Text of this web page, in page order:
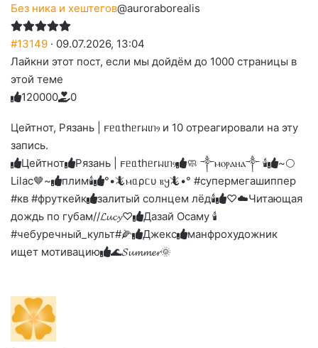
Без ника и хештегов@auroraborealis
#13149 · 09.07.2026, 13:04
Лайкни этот пост, если мы дойдём до 1000 страницы в
этой теме
Голосуйте
вверх.
12
Нажмите
реакцию:
улыбаюсь
0
Нажмите
реакцию:
смеюсь
до
слез
0
Нажмите
реакцию:
печаль
0
Нажмите
реакцию:
плачу
0
Нажмите
благодарю
0
Цейтнот, Рязань | 𐔥ᥱᥲthᥱrᥕιᥒⳋ и 10 отреагировали на эту
запись.
Цейтнот
Рязань | 𐔥ᥱᥲthᥱrᥕιᥒⳋ 🧼 ༒ⲙⲟⲣⲁⲏⲁ༒ 🕯️
~🌕
Lilac🤎~
плим🕯️
°•🦎ⲙᥲρᥴυ ⲃ𐔤🦎•° #супермегашиппер
#кв #фруткейк
залитый солнцем лёд🕯
♡☁️Читающая
дождь по губам//𝓛𝓾𝓬𝔂♡
Дазай Осаму 🕯
#чебуречный_культ#🌽
Джекс
манфрохудожник
ищет мотивацию
🌊𝓢𝓾𝓶𝓶𝓮𝓻🌞